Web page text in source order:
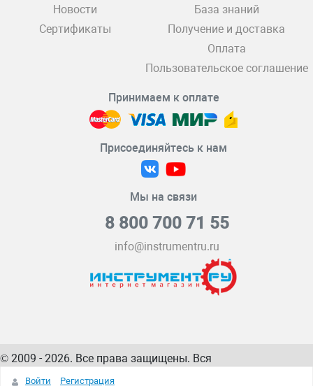
Новости
Сертификаты
База знаний
Получение и доставка
Оплата
Пользовательское соглашение
Принимаем к оплате
Присоединяйтесь к нам
Мы на связи
8 800 700 71 55
info@instrumentru.ru
© 2009 - 2026. Все права защищены. Вся
информация на сайте – собственность
Войти Регистрация